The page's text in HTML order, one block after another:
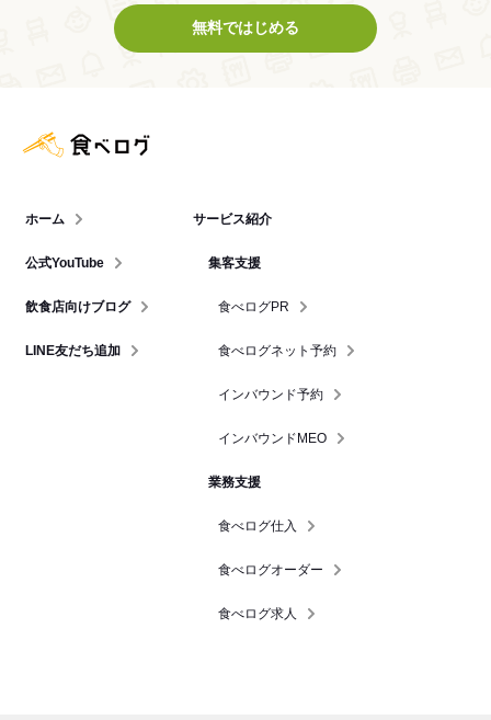
無料ではじめる
ホーム
公式YouTube
飲食店向けブログ
LINE友だち追加
サービス紹介
集客支援
食べログPR
食べログネット予約
インバウンド予約
インバウンドMEO
業務支援
食べログ仕入
食べログオーダー
食べログ求人